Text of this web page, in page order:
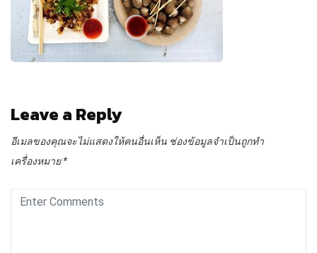
Leave a Reply
อีเมลของคุณจะไม่แสดงให้คนอื่นเห็น ช่องข้อมูลจำเป็นถูกทำ
เครื่องหมาย*